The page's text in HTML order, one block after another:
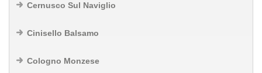
Cernusco Sul Naviglio
Cinisello Balsamo
Cologno Monzese